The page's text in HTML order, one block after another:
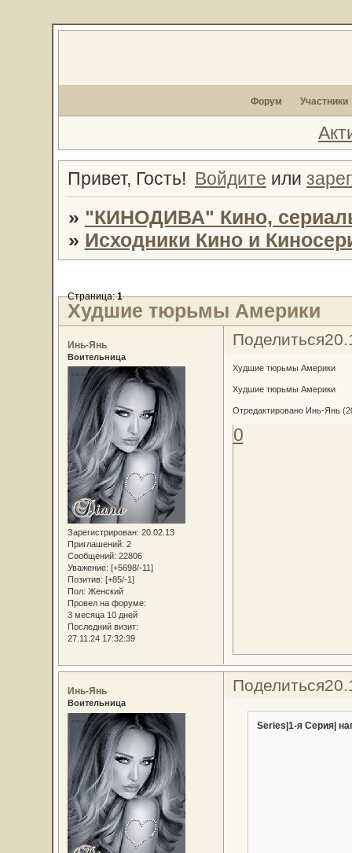
Форум Участники
Привет, Гость! Войдите или
» "КИНОДИВА" Кино,
» Исходники Кино и
Худшие тюрьмы Америки
Страница:1
Поделиться
Инь-Янь
Воительница
Зарегистрирован: 20.02.13
Приглашений: 2
Сообщений: 22806
Уважение: [+5698/-11]
Позитив: [+85/-1]
Пол: Женский
Провел на форуме:
3 месяца 10 дней
Последний визит:
27.11.24 17:32:39
Худшие тюрьмы Америки
Худшие тюрьмы Америки
Отредактировано Инь-Янь
0
Поделиться
Инь-Янь
Воительница
Series|1-я Серия|